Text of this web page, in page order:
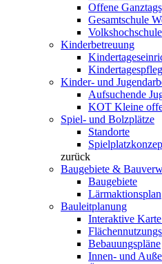
Offene
Gesamtschule
Volkshochschule
Kinderbetreuung
Kinder- und
Aufsuchende
KOT Kleine
Spiel- und Bolzplätze
Standorte
zurück
Baugebiete &
Baugebiete
Lärmaktionsplan
Bauleitplanung
Interaktive
Bebauungspläne
Innen- und